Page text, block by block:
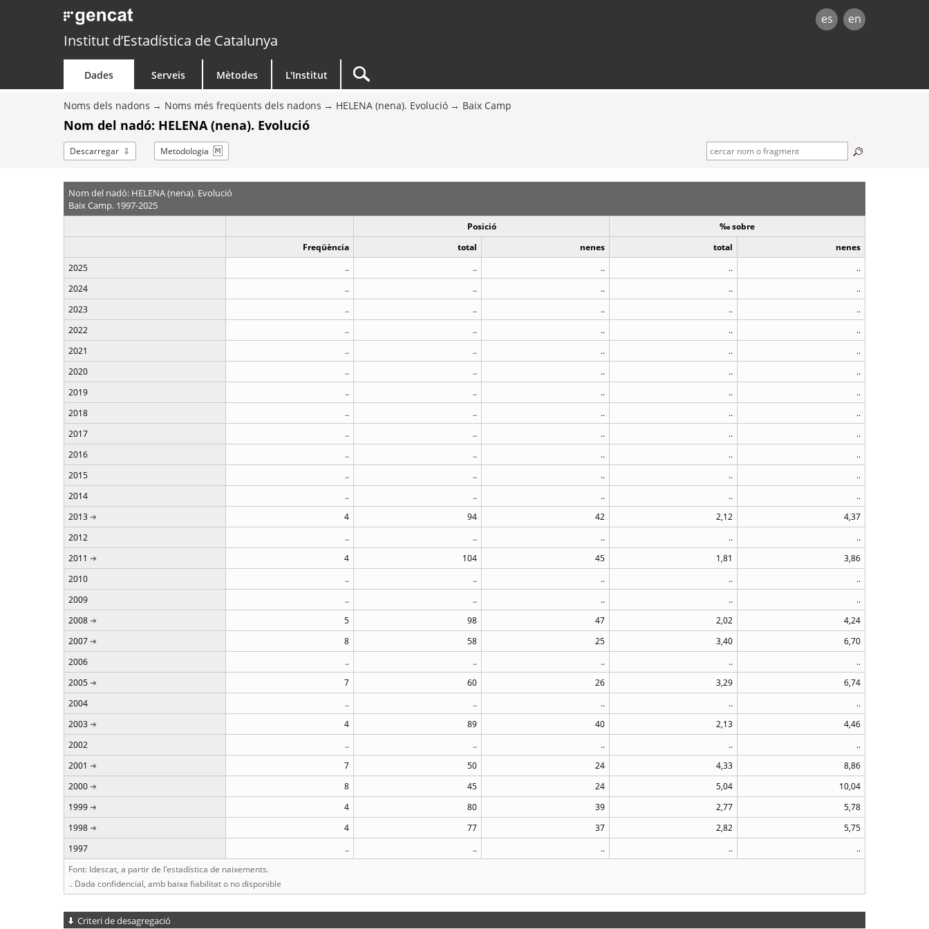
es en
Institut d’Estadística de Catalunya
Dades Serveis Mètodes L'Institut
Noms dels nadons Noms més freqüents dels nadons HELENA (nena). Evolució Baix Camp
Nom del nadó: HELENA (nena). Evolució
Descarregar Metodologia
Nom del nadó: HELENA (nena). Evolució
Baix Camp. 1997-2025
Posició
‰ sobre
Freqüència
total nenes total
nenes
2025
.. .. .. ..
..
2024
.. .. .. ..
..
2023
.. .. .. ..
..
2022
.. .. .. ..
..
2021
.. .. .. ..
..
2020
.. .. .. ..
..
2019
.. .. .. ..
..
2018
.. .. .. ..
..
2017
.. .. .. ..
..
2016
.. .. .. ..
..
2015
.. .. .. ..
..
2014
.. .. .. ..
..
2013
4 94 42 2,12
4,37
2012
.. .. .. ..
..
2011
4 104 45 1,81
3,86
2010
.. .. .. ..
..
2009
.. .. .. ..
..
2008
5 98 47 2,02
4,24
2007
8 58 25 3,40
6,70
2006
.. .. .. ..
..
2005
7 60 26 3,29
6,74
2004
.. .. .. ..
..
2003
4 89 40 2,13
4,46
2002
.. .. .. ..
..
2001
7 50 24 4,33
8,86
2000
8 45 24 5,04
10,04
1999
4 80 39 2,77
5,78
1998
4 77 37 2,82
5,75
1997
.. .. .. ..
..
Font: Idescat, a partir de l'estadística de naixements.
.. Dada confidencial, amb baixa fiabilitat o no disponible
Criteri de desagregació